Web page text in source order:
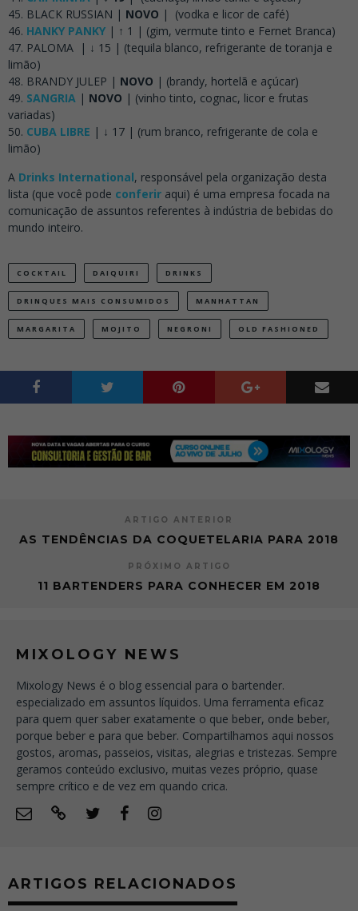
BLACK RUSSIAN | NOVO | (vodka e licor de café)
HANKY PANKY | ↑ 1 | (gim, vermute tinto e Fernet Branca)
PALOMA | ↓ 15 | (tequila blanco, refrigerante de toranja e
limão)
BRANDY JULEP | NOVO | (brandy, hortelã e açúcar)
SANGRIA | NOVO | (vinho tinto, cognac, licor e frutas
variadas)
CUBA LIBRE | ↓ 17 | (rum branco, refrigerante de cola e
limão)
A Drinks International, responsável pela organização desta
lista (que você pode conferir aqui) é uma empresa focada na
comunicação de assuntos referentes à indústria de bebidas do
mundo inteiro.
COCKTAIL DAIQUIRI DRINKS
DRINQUES MAIS CONSUMIDOS MANHATTAN
MARGARITA MOJITO NEGRONI OLD FASHIONED
ARTIGO ANTERIOR
AS TENDÊNCIAS DA COQUETELARIA PARA 2018
PRÓXIMO ARTIGO
11 BARTENDERS PARA CONHECER EM 2018
MIXOLOGY NEWS
Mixology News é o blog essencial para o bartender.
especializado em assuntos líquidos. Uma ferramenta eficaz
para quem quer saber exatamente o que beber, onde beber,
porque beber e para que beber. Compartilhamos aqui nossos
gostos, aromas, passeios, visitas, alegrias e tristezas. Sempre
geramos conteúdo exclusivo, muitas vezes próprio, quase
sempre crítico e de vez em quando crica.
ARTIGOS RELACIONADOS